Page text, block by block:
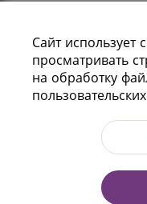
г. Минск,
Тел.: (+375 17)
Эл. почта:
Сайт использует
просматривать
на обработку